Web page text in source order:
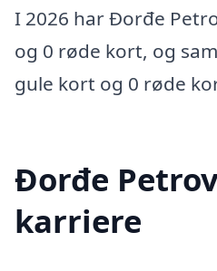
I 2026 har Đorđe
og 0 røde kort, og
gule kort og 0 røde
Đorđe
karriere